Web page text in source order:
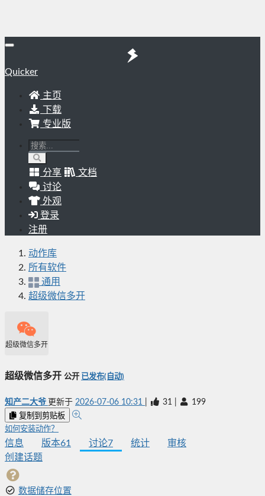
Quicker
主页
下载
专业版
分享
文档
讨论
外观
登录
注册
动作库
所有软件
通用
超级微信多开
超级微信多开
超级微信多开 公开 已发布(自动)
知产二大爷 更新于 2026-07-06 10:31 31 199
复制到剪贴板
如何安装动作？
信息 版本61 讨论7 统计
审核
创建话题
数据储存位置